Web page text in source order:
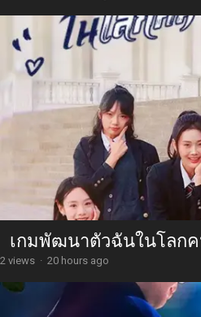
เกมพัฒนาตัวฉันในโลกค
2 views · 20 hours ago